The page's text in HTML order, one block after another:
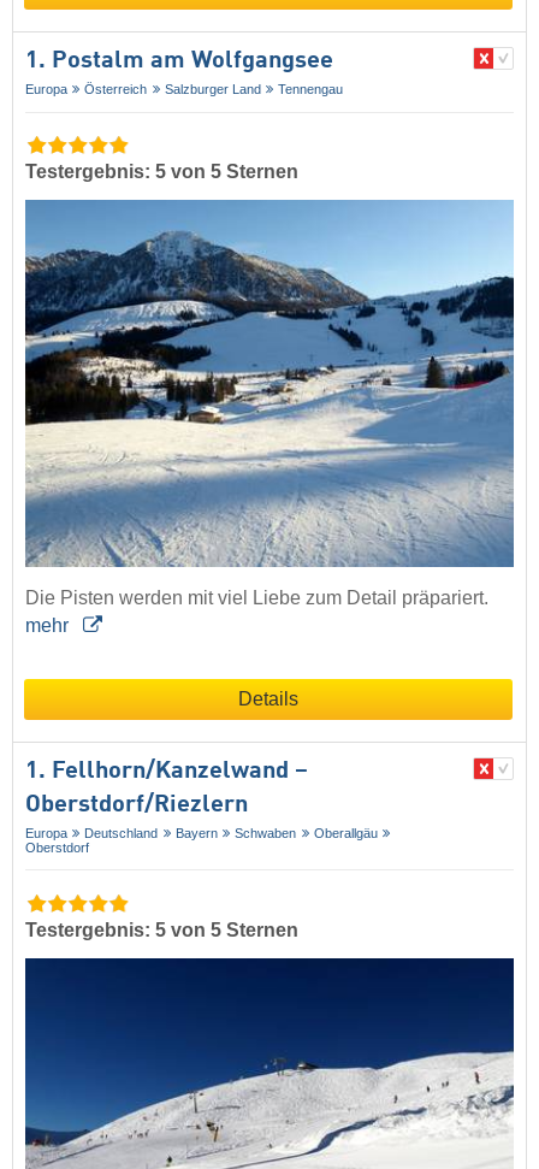
1. Postalm am Wolfgangsee
Europa Österreich Salzburger Land Tennengau
Testergebnis: 5 von 5 Sternen
Die Pisten werden mit viel Liebe zum Detail präpariert.
mehr
Details
1. Fellhorn/​Kanzelwand –
Oberstdorf/​Riezlern
Europa Deutschland Bayern Schwaben
Oberallgäu
Oberstdorf
Testergebnis: 5 von 5 Sternen